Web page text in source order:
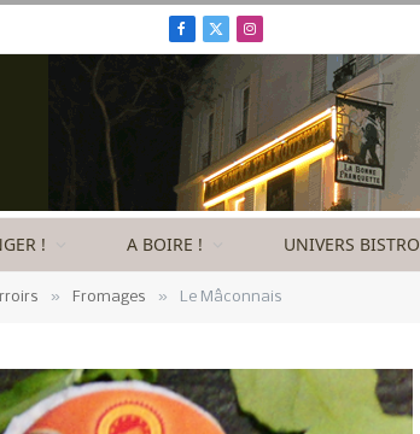
Facebook
X
(Twitter)
Instagram
! A BOIRE ! UNIVERS BISTRO
» Fromages » Le Mâconnais